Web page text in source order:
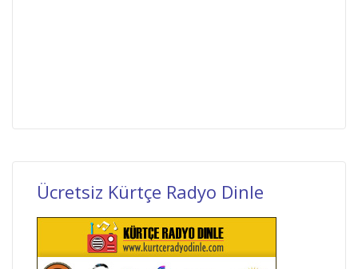
Ücretsiz Kürtçe Radyo Dinle